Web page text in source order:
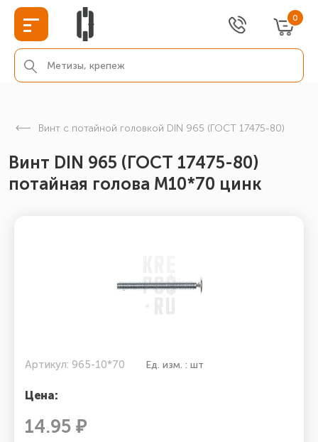
0
Винт с потайной головкой DIN 965 (ГОСТ 17475-80)
Винт DIN 965 (ГОСТ 17475-80)
потайная голова М10*70 цинк
Артикул: 965-10*70 Ед. изм. : шт
Цена:
14.95 ₽